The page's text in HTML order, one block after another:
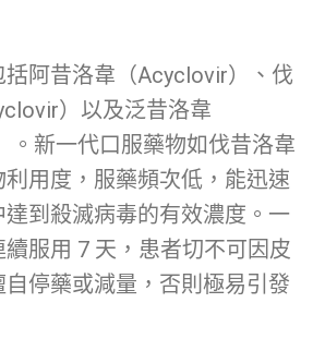
括阿昔洛韋（Acyclovir）、伐
）以及泛昔洛韋
。新一代口服藥物如伐昔洛韋
用度，服藥頻次低，能迅速
到殺滅病毒的有效濃度。一
服用 7 天，患者切不可因皮
停藥或減量，否則極易引發